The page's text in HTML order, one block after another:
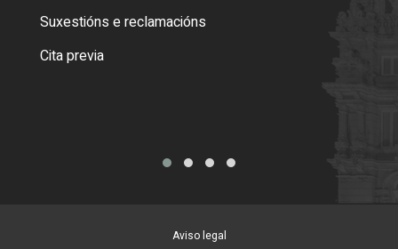
Suxestións e reclamacións
Cita previa
Aviso legal